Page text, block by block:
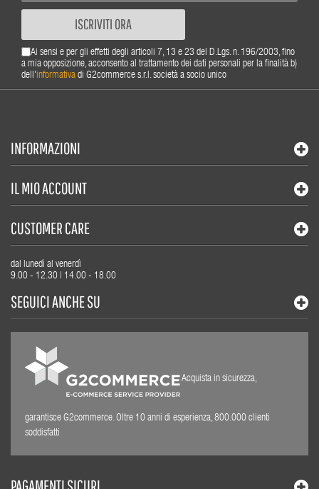
ISCRIVITI ORA
Ai sensi e per gli effetti degli articoli 7, 13 e 23 del D.Lgs. n. 196/2003, fino
a mia opposizione, acconsento al trattamento dei dati personali per la finalità b)
dell'informativa di G2commerce s.r.l. società a socio unico
INFORMAZIONI
IL MIO ACCOUNT
CUSTOMER CARE
dal lunedì al venerdì
9.00 - 12.30 | 14.00 - 18.00
SEGUICI ANCHE SU
Acquista in sicurezza,
garantisce G2commerce. Oltre 10 anni di esperienza, 800.000 clienti
soddisfatti